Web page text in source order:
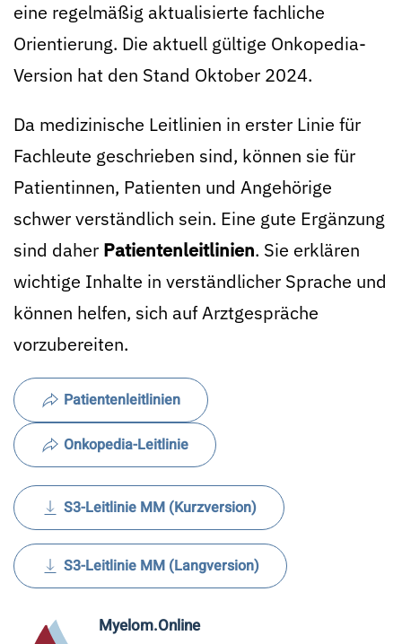
eine regelmäßig aktualisierte fachliche
Orientierung. Die aktuell gültige Onkopedia-
Version hat den Stand Oktober 2024.
Da medizinische Leitlinien in erster Linie für
Fachleute geschrieben sind, können sie für
Patientinnen, Patienten und Angehörige
schwer verständlich sein. Eine gute Ergänzung
sind daher Patientenleitlinien. Sie erklären
wichtige Inhalte in verständlicher Sprache und
können helfen, sich auf Arztgespräche
vorzubereiten.
Patientenleitlinien
Onkopedia-Leitlinie
S3-Leitlinie MM (Kurzversion)
S3-Leitlinie MM (Langversion)
Myelom.Online